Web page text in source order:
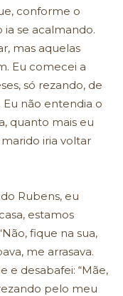
conforme o
se acalmando.
mas aquelas
Eu comecei a
só rezando, de
não entendia o
quanto mais eu
iria voltar
Rubens, eu
estamos
fique na sua,
me arrasava.
e desabafei: “Mãe,
pelo meu